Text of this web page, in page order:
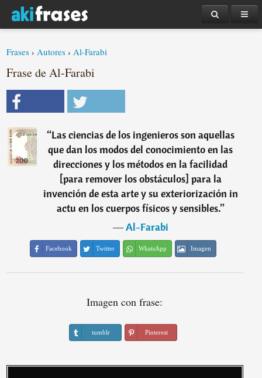
Frases ›Autores ›Al-Farabi
Frase de Al-Farabi
“Las ciencias de los ingenieros son aquellas
que dan los modos del conocimiento en las
direcciones y los métodos en la facilidad
[para remover los obstáculos] para la
invención de esta arte y su exteriorización in
actu en los cuerpos físicos y sensibles.”
―Al-Farabi
Facebook Twitter WhatsApp Imagen
Imagen con frase:
tumblr Pinterest